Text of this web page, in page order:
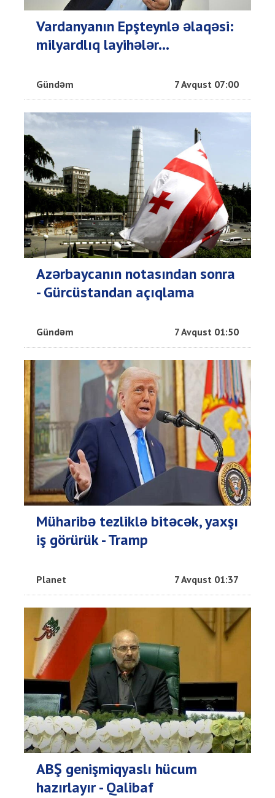
Vardanyanın Epşteynlə əlaqəsi:
milyardlıq layihələr...
Gündəm 7 Avqust 07:00
Azərbaycanın notasından sonra
- Gürcüstandan açıqlama
Gündəm 7 Avqust 01:50
Müharibə tezliklə bitəcək, yaxşı
iş görürük - Tramp
Planet 7 Avqust 01:37
ABŞ genişmiqyaslı hücum
hazırlayır - Qalibaf